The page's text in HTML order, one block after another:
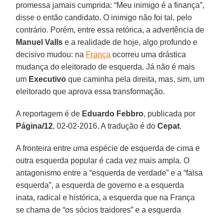
promessa jamais cumprida: “Meu inimigo é a finança”,
disse o então candidato. O inimigo não foi tal, pelo
contrário. Porém, entre essa retórica, a advertência de
Manuel Valls e a realidade de hoje, algo profundo e
decisivo mudou: na França ocorreu uma drástica
mudança do eleitorado de esquerda. Já não é mais
um Executivo que caminha pela direita, mas, sim, um
eleitorado que aprova essa transformação.
A reportagem é de Eduardo Febbro, publicada por
Página/12, 02-02-2016. A tradução é doCepat.
A fronteira entre uma espécie de esquerda de cima e
outra esquerda popular é cada vez mais ampla. O
antagonismo entre a “esquerda de verdade” e a “falsa
esquerda”, a esquerda de governo e a esquerda
inata, radical e histórica, a esquerda que na França
se chama de “os sócios traidores” e a esquerda